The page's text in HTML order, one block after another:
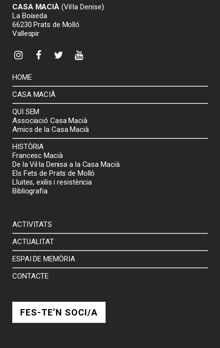
CASA MACIÀ (Vil·la Denise)
La Boixeda
66230 Prats de Molló
Vallespir
HOME
CASA MACIÀ
QUI SEM
Associació Casa Macià
Amics de la Casa Macià
HISTÒRIA
Francesc Macià
De la Vil·la Denisa a la Casa Macià
Els Fets de Prats de Molló
Lluites, exilis i resistència
Bibliografia
ACTIVITATS
ACTUALITAT
ESPAI DE MEMÒRIA
CONTACTE
FES-TE’N SOCI/A